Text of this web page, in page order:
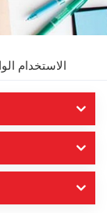
الاستخدام